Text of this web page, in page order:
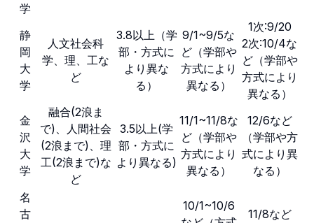
学
静
岡
大
学
人文社会科
学、理、工な
ど
3.8以上（学
部・方式に
より異な
る）
9/1~9/5な
ど（学部や
方式により
異なる）
1次:9/20
2次:10/4な
ど（学部や
方式により
異なる）
金
沢
大
学
融合(2浪ま
で)、人間社会
(2浪まで)、理
工(2浪まで)な
ど
3.5以上(学
部・方式に
より異なる)
11/1~11/8な
ど（学部や
方式により
異なる）
12/6など
（学部や方
式により異
なる）
名
古
10/1~10/6
11/8など